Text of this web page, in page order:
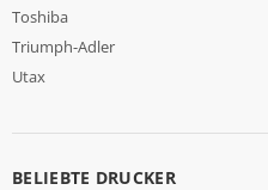
Toshiba
Triumph-Adler
Utax
BELIEBTE DRUCKER